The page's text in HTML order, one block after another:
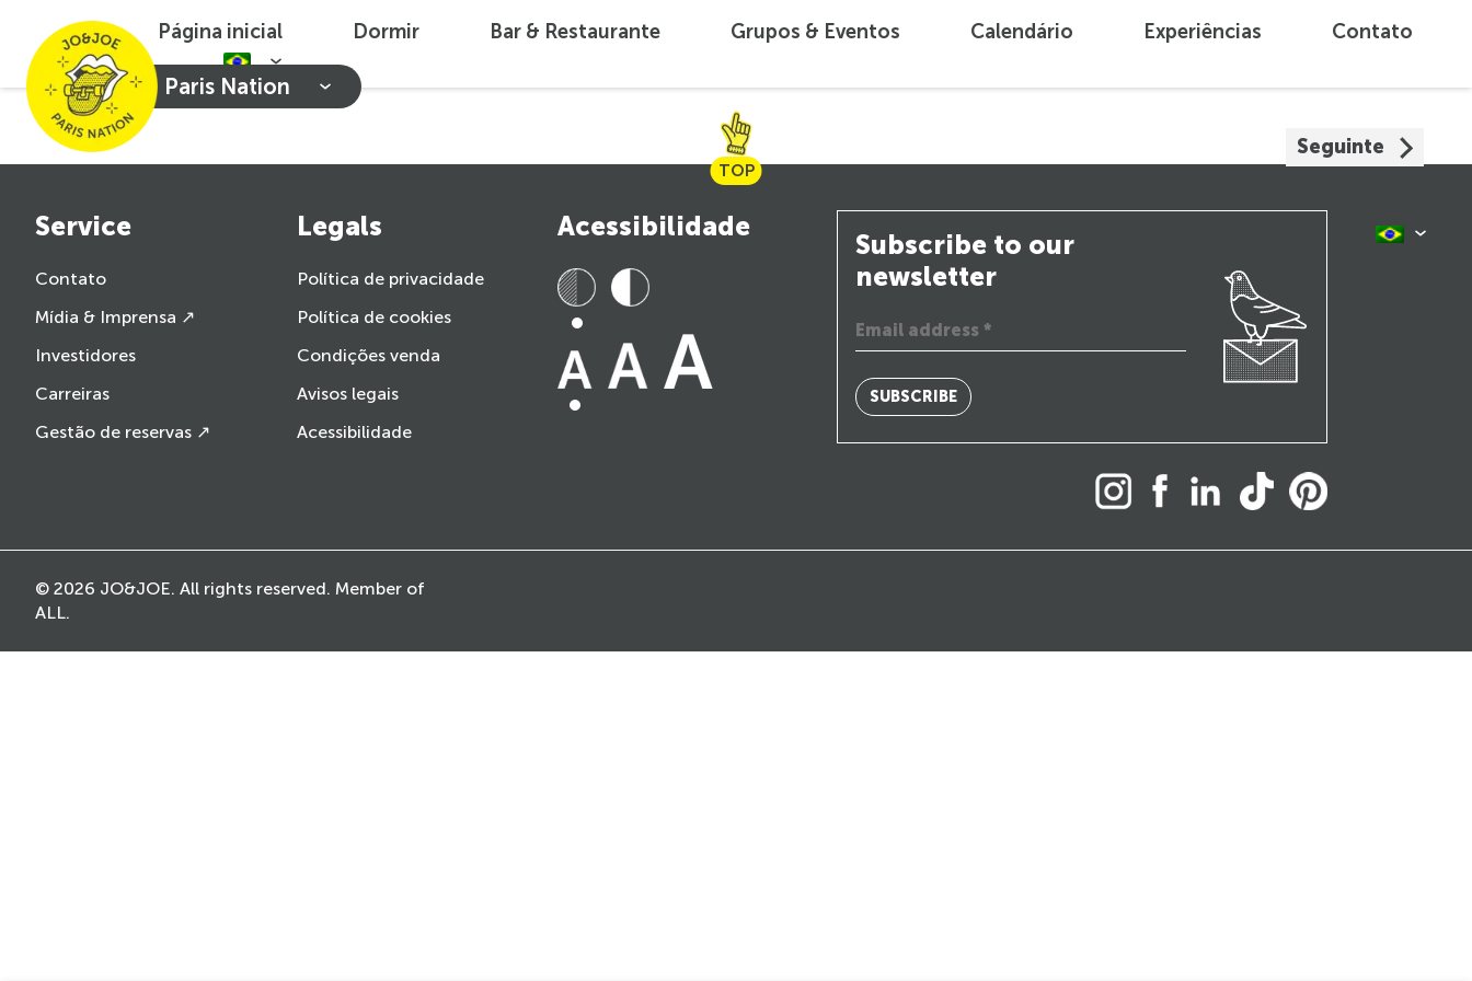
Paris Nation
Página inicial Dormir Bar & Restaurante Grupos & Eventos Calendário Experiências Contato
TOP
Seguinte
Service
Contato
Mídia & Imprensa ↗
Investidores
Carreiras
Gestão de reservas ↗
Legals
Política de privacidade
Política de cookies
Condições venda
Avisos legais
Acessibilidade
Acessibilidade
Subscribe to our
newsletter
SUBSCRIBE
© 2026 JO&JOE. All rights reserved. Member of
ALL.